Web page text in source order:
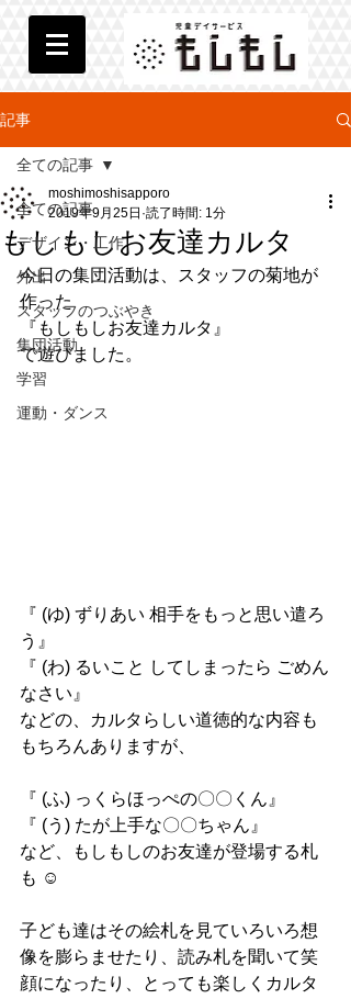
記事
全ての記事
デザイン・工作
外出
スタッフのつぶやき
集団活動
学習
運動・ダンス
全ての記事
もしもしお友達カルタ
moshimoshisapporo
2019年9月25日 読了時間: 1分
今日の集団活動は、スタッフの菊地が
作った
『もしもしお友達カルタ』
で遊びました。
『 (ゆ) ずりあい 相手をもっと思い遣ろ
う』
『 (わ) るいこと してしまったら ごめん
なさい』
などの、カルタらしい道徳的な内容も
もちろんありますが、
『 (ふ) っくらほっぺの〇〇くん』
『 (う) たが上手な〇〇ちゃん』
など、もしもしのお友達が登場する札
も ☺︎
子ども達はその絵札を見ていろいろ想
像を膨らませたり、読み札を聞いて笑
顔になったり、とっても楽しくカルタ